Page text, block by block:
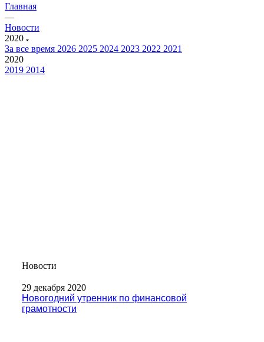
Главная
—
Новости
2020
За все время 2026 2025 2024 2023 2022 2021
2020
2019 2014
Новости
29 декабря 2020
Новогодний утренник по финансовой
грамотности